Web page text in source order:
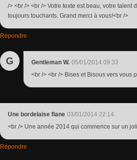
/> <br /> <br /> Votre texte est beau, votre
toujours touchants. Grand merci à vous!<br />
Répondre
G Gentleman W. 05/01/2014 09:33
<br /> <br /> Bises et Bisous vers vous
Une bordelaise flane 03/01/2014 22:14
<br /> Une année 2014 qui commence sur un
Répondre